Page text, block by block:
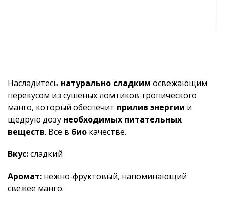
Насладитесь натурально сладким освежающим
перекусом из сушеных ломтиков тропического
манго, который обеспечит прилив энергии и
щедрую дозу необходимых питательных
веществ. Все в био качестве.
Вкус:сладкий
Аромат: нежно-фруктовый, напоминающий
свежее манго.